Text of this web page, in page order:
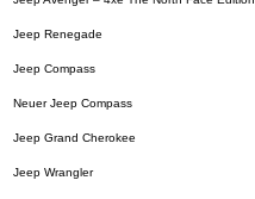
Jeep Renegade
Jeep Compass
Neuer Jeep Compass
Jeep Grand Cherokee
Jeep Wrangler